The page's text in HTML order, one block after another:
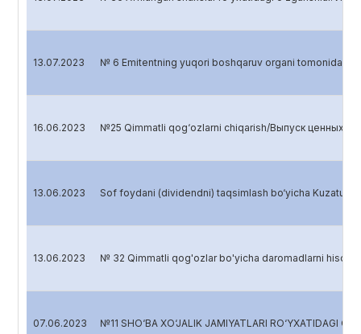
13.07.2023 № 6 Emitentning yuqori boshqaruv organi tomonidan
16.06.2023 №25 Qimmatli qog‘ozlarni chiqarish/Выпуск ценных
13.06.2023 Sof foydani (dividendni) taqsimlash bo‘yicha
13.06.2023 № 32 Qimmatli qog'ozlar bo'yicha daromadlarni
07.06.2023 №11 SHO‘BA XO‘JALIK JAMIYATLARI